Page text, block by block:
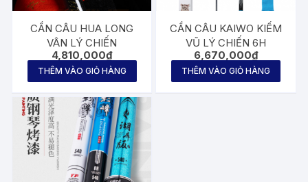
CẦN CÂU HUA LONG
VÂN LÝ CHIẾN
4,810,000₫
THÊM VÀO GIỎ HÀNG
CẦN CÂU KAIWO KIẾM
VŨ LÝ CHIẾN 6H
6,670,000₫
THÊM VÀO GIỎ HÀNG